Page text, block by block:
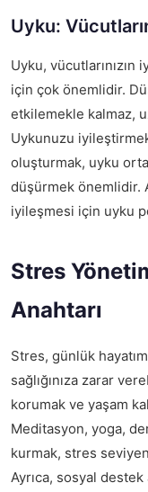
Uyku:
Uyku,
için çok önemlidir.
etkilemekle kalmaz,
Uykunuzu
oluşturmak, uyku
düşürmek önemlidir.
iyileşmesi için uyku
Stres
Anahtarı
Stres, günlük
sağlığınıza zarar
korumak ve yaşam
Meditasyon, yoga,
kurmak, stres
Ayrıca, sosyal